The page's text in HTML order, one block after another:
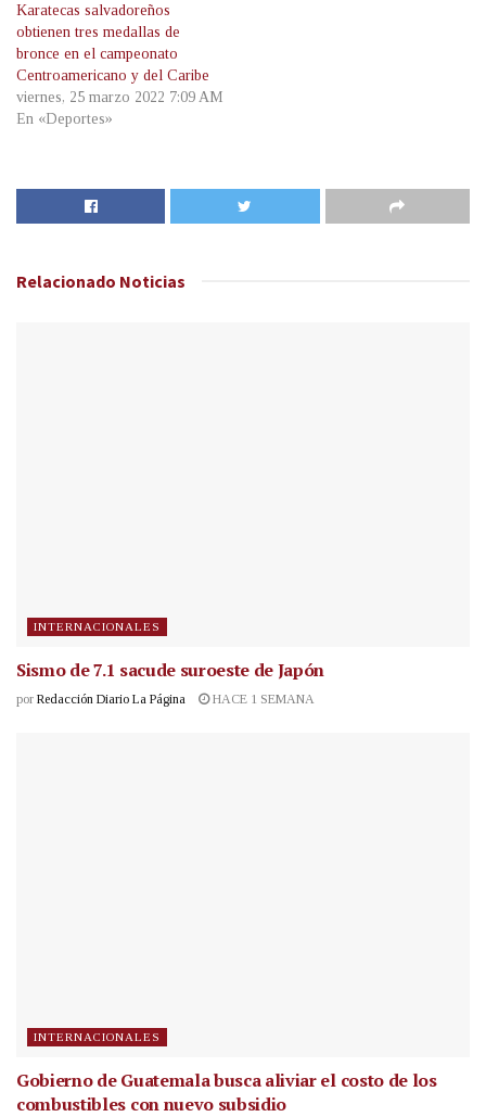
Karatecas salvadoreños
obtienen tres medallas de
bronce en el campeonato
Centroamericano y del Caribe
viernes, 25 marzo 2022 7:09 AM
En «Deportes»
Relacionado Noticias
INTERNACIONALES
Sismo de 7.1 sacude suroeste de Japón
por Redacción Diario La Página HACE 1 SEMANA
INTERNACIONALES
Gobierno de Guatemala busca aliviar el costo de los
combustibles con nuevo subsidio